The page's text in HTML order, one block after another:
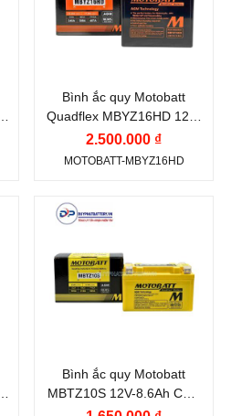
Dòng khởi động CCA
Công nghệ:AGM
(Absorbent Glass
Ah
Bình ắc quy Motobatt
Quadflex MBYZ16HD 12V-
16.5Ah CCA 240A
2.500.000 ₫
MOTOBATT-MBYZ16HD
Thương hiệu ắc quy:
Điện thế (V):12 V
Dung lượng (Ah):8.6
(A):
190 A
Bình ắc quy Motobatt
MBTZ10S 12V-8.6Ah CCA
165A